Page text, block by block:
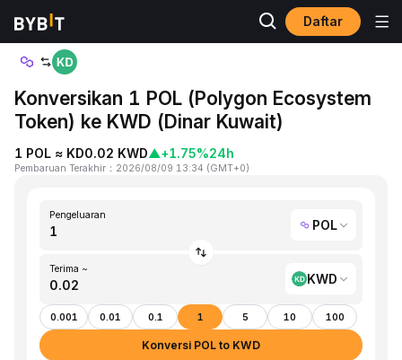
Daftar
Beranda
Konversikan 1 POL (Polygon Ecosystem
Token) ke KWD (Dinar Kuwait)
1 POL ≈ KD0.02 KWD▲+1.75%24h
Pembaruan Terakhir ： 2026/08/09 13:34 (GMT+0)
Pengeluaran
POL
Terima ~
KWD
0.001 0.01 0.1 1 5 10 100
Konversi POL to KWD